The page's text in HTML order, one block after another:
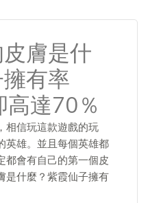
膚是什
有率
達70％
相信玩這款遊戲的玩
英雄。並且每個英雄都
都會有自己的第一個皮
是什麼？紫霞仙子擁有